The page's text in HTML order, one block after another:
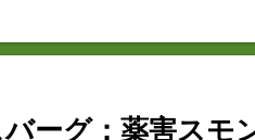
ーグ：薬害スモ